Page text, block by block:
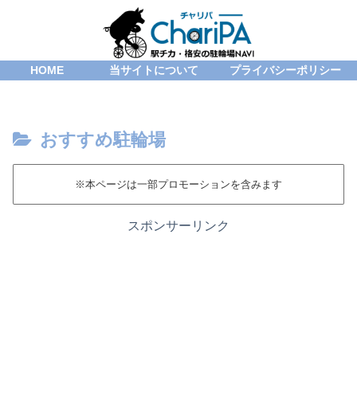
HOME 当サイトについて プライバシーポリシー
おすすめ駐輪場
※本ページは一部プロモーションを含みます
スポンサーリンク